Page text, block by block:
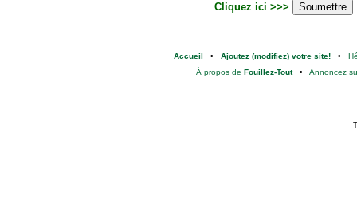
Cliquez ici >>>
Accueil • Ajoutez (modifiez) votre site!•
À propos de Fouillez-Tout• Annoncez